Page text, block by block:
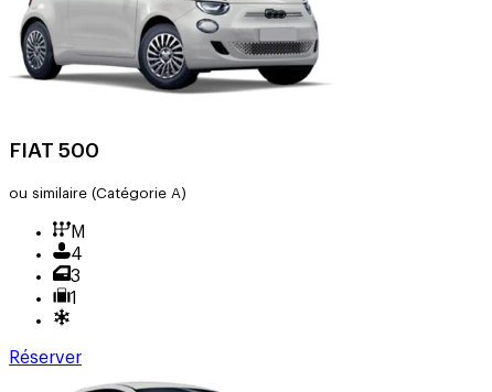
FIAT 500
ou similaire (Catégorie A)
M
4
3
1
Réserver